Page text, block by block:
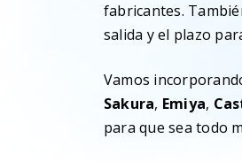
fabricantes.
salida y el plazo
Vamos
Sakura, Emiya,
para que sea todo